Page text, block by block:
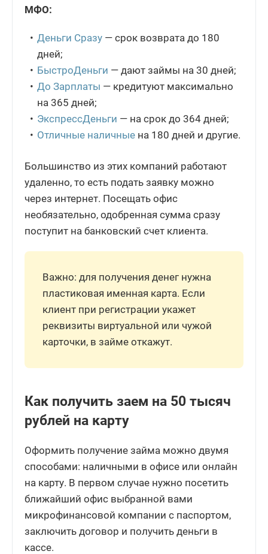
МФО:
Деньги Сразу — срок возврата до 180
дней;
БыстроДеньги — дают займы на 30 дней;
До Зарплаты — кредитуют максимально
на 365 дней;
ЭкспрессДеньги — на срок до 364 дней;
Отличные наличные на 180 дней и другие.
Большинство из этих компаний работают
удаленно, то есть подать заявку можно
через интернет. Посещать офис
необязательно, одобренная сумма сразу
поступит на банковский счет клиента.
Важно: для получения денег нужна
пластиковая именная карта. Если
клиент при регистрации укажет
реквизиты виртуальной или чужой
карточки, в займе откажут.
Как получить заем на 50 тысяч
рублей на карту
Оформить получение займа можно двумя
способами: наличными в офисе или онлайн
на карту. В первом случае нужно посетить
ближайший офис выбранной вами
микрофинансовой компании с паспортом,
заключить договор и получить деньги в
кассе.